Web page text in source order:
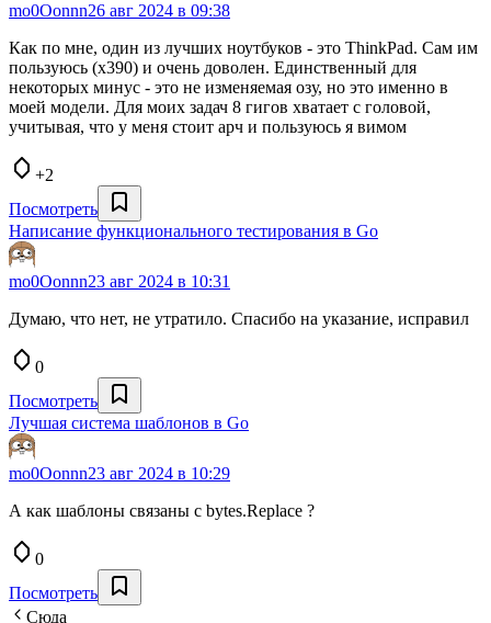
mo0Oonnn26 авг 2024 в 09:38
Как по мне, один из лучших ноутбуков - это ThinkPad. Сам им
пользуюсь (x390) и очень доволен. Единственный для
некоторых минус - это не изменяемая озу, но это именно в
моей модели. Для моих задач 8 гигов хватает с головой,
учитывая, что у меня стоит арч и пользуюсь я вимом
+2
Посмотреть
Написание функционального тестирования в Go
mo0Oonnn23 авг 2024 в 10:31
Думаю, что нет, не утратило. Спасибо на указание, исправил
0
Посмотреть
Лучшая система шаблонов в Go
mo0Oonnn23 авг 2024 в 10:29
А как шаблоны связаны с bytes.Replace ?
0
Посмотреть
Сюда